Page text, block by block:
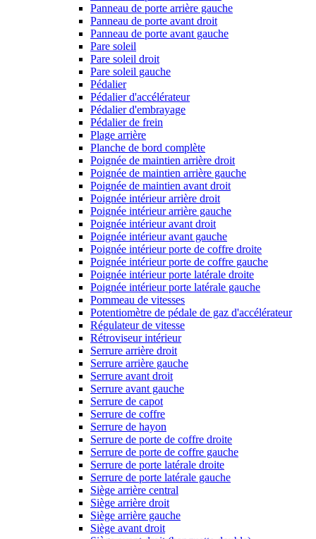
Panneau de porte arrière gauche
Panneau de porte avant droit
Panneau de porte avant gauche
Pare soleil
Pare soleil droit
Pare soleil gauche
Pédalier
Pédalier d'accélérateur
Pédalier d'embrayage
Pédalier de frein
Plage arrière
Planche de bord complète
Poignée de maintien arrière droit
Poignée de maintien arrière gauche
Poignée de maintien avant droit
Poignée intérieur arrière droit
Poignée intérieur arrière gauche
Poignée intérieur avant droit
Poignée intérieur avant gauche
Poignée intérieur porte de coffre droite
Poignée intérieur porte de coffre gauche
Poignée intérieur porte latérale droite
Poignée intérieur porte latérale gauche
Pommeau de vitesses
Potentiomètre de pédale de gaz d'accélérateur
Régulateur de vitesse
Rétroviseur intérieur
Serrure arrière droit
Serrure arrière gauche
Serrure avant droit
Serrure avant gauche
Serrure de capot
Serrure de coffre
Serrure de hayon
Serrure de porte de coffre droite
Serrure de porte de coffre gauche
Serrure de porte latérale droite
Serrure de porte latérale gauche
Siège arrière central
Siège arrière droit
Siège arrière gauche
Siège avant droit